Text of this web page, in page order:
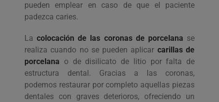
pueden emplear en caso de que el paciente
padezca caries.
Lacolocación de las coronas de porcelana se
realiza cuando no se pueden aplicar carillas de
porcelana o de disilicato de litio por falta de
estructura dental. Gracias a las coronas,
podemos restaurar por completo aquellas piezas
dentales con graves deterioros, ofreciendo un